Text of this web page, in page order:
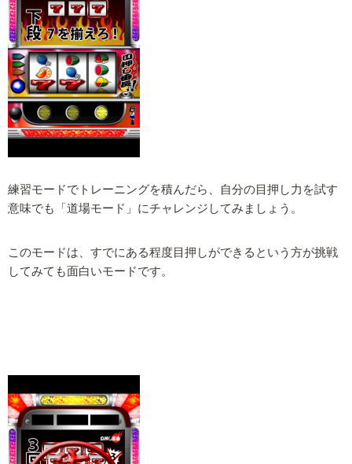
練習モードでトレーニングを積んだら、自分の目押し力を試す
意味でも「道場モード」にチャレンジしてみましょう。
このモードは、すでにある程度目押しができるという方が挑戦
してみても面白いモードです。